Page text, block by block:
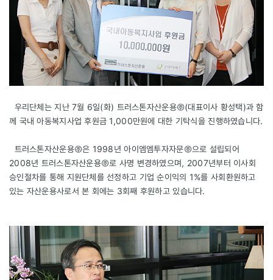
우리단체는 지난 7월 6일(화) 트러스톤자산운용㈜(대표이사 황성택)과 함
께 국내 아동복지사업 후원금 1,000만원에 대한 기탁식을 진행하였습니다.
트러스톤자산운용㈜은 1998년 아이엠엠투자자문㈜으로 설립되어
2008년 트러스톤자산운용㈜로 사명 변경하였으며, 2007년부터 이사회
승인절차를 통해 지원단체를 선정하고 기업 순이익의 1%를 사회환원하고
있는 자산운용사로서 본 회에는 3회째 후원하고 있습니다.